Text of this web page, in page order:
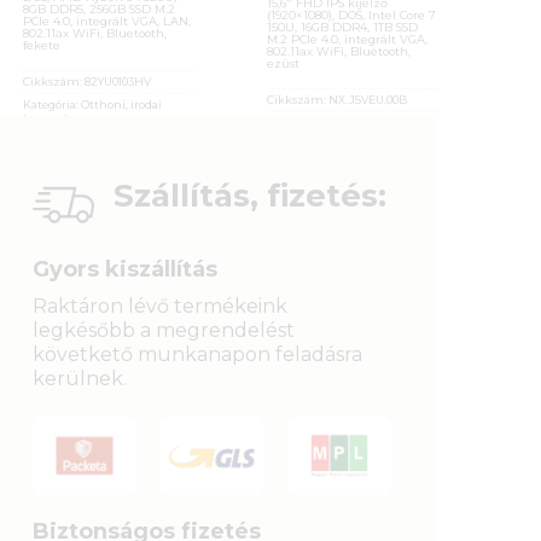
8GB DDR5, 256GB SSD M.2
PCIe 4.0, integrált VGA, LAN,
802.11ax WiFi, Bluetooth,
fekete
Cikkszám: 82YU0103HV
Kategória: Otthoni, irodai
laptopok
ÁFA:27%
Azonosító:54315
15,6″ FHD IPS kijelző
(1920×1080), DOS, Intel Core 7
150U, 16GB DDR4, 1TB SSD
M.2 PCIe 4.0, integrált VGA,
802.11ax WiFi, Bluetooth,
ezüst
Cikkszám: NX.JSVEU.00B
Garanciaidő:
36 hónap
ÁFA:27%
Szállítás, fizetés:
Gyors kiszállítás
Raktáron lévő termékeink
legkésőbb a megrendelést
követkető munkanapon feladásra
kerülnek.
Biztonságos fizetés